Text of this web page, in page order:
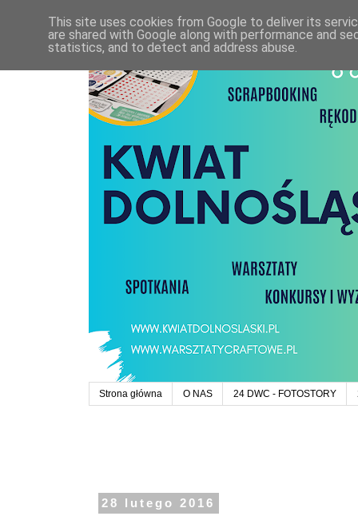
Strona główna O NAS 24 DWC - FOTOSTORY
28 lutego 2016
This site uses cookies from Google to deliver its
are shared with Google along with performance and
statistics, and to detect and address abuse.